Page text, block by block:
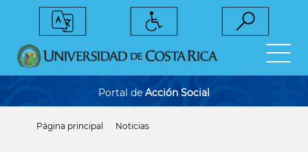
Portal de Acción Social
Página principal Noticias